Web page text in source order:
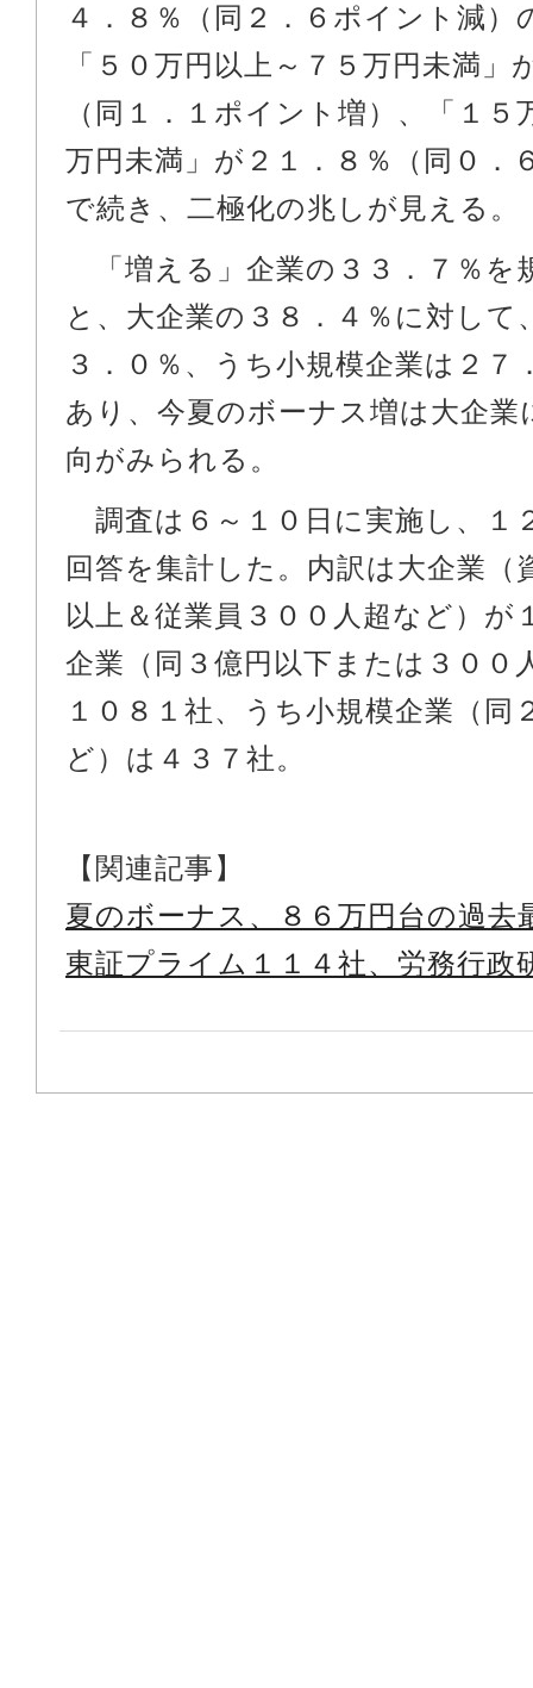
４．８％（同２．６ポイント減）
「５０万円以上～７５万円未満」
（同１．１ポイント増）、「１５
万円未満」が２１．８％（同０．
で続き、二極化の兆しが見える。
「増える」企業の３３．７％を
と、大企業の３８．４％に対して
３．０％、うち小規模企業は２７
あり、今夏のボーナス増は大企業
向がみられる。
調査は６～１０日に実施し、１
回答を集計した。内訳は大企業（
以上＆従業員３００人超など）が
企業（同３億円以下または３００
１０８１社、うち小規模企業（同
ど）は４３７社。
【関連記事】
夏のボーナス、８６万円台の過去
東証プライム１１４社、労務行政